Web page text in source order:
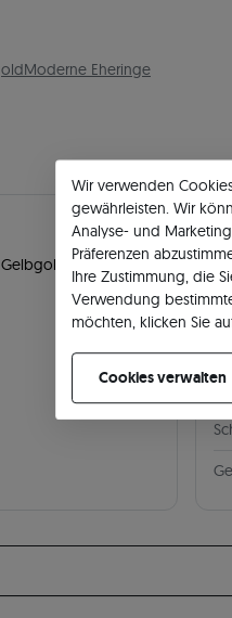
Moderne Eheringe
Gelbgold Art
Wir verwenden
gewährleisten. Wir
Analyse- und
Präferenzen
Ihre Zustimmung, die
Verwendung
möchten, klicken Sie
Cookies verwalten